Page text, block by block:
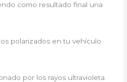
como resultado final una
polarizados en tu vehículo
por los rayos ultravioleta